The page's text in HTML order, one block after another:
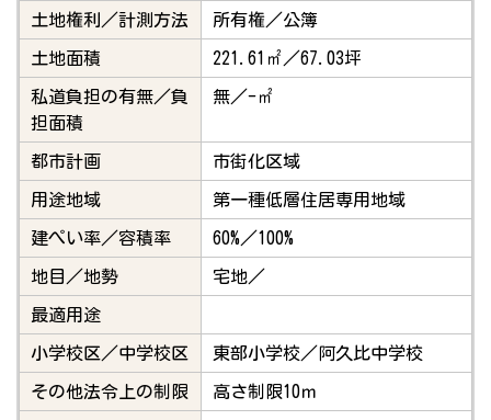
土地権利／計測方法 所有権／公簿
土地面積 221.61㎡／67.03坪
私道負担の有無／負
担面積
無／-㎡
都市計画 市街化区域
用途地域 第一種低層住居専用地域
建ぺい率／容積率 60%／100%
地目／地勢 宅地／
最適用途
小学校区／中学校区 東部小学校／阿久比中学校
その他法令上の制限 高さ制限10ｍ